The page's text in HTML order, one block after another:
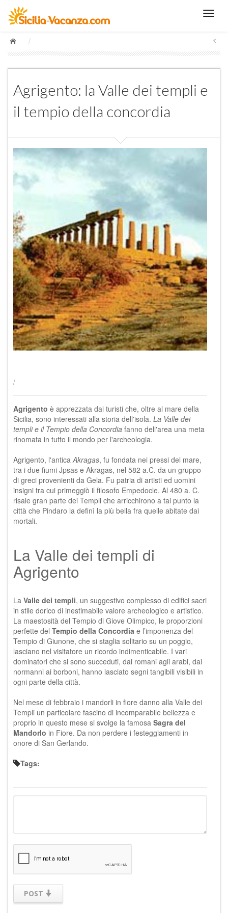
/
Agrigento: la Valle dei templi e
il tempio della concordia
/
Agrigento è apprezzata dai turisti che, oltre al mare della
Sicilia, sono interessati alla storia dell'isola. La Valle dei
templi e il Tempio della Concordia fanno dell'area una meta
rinomata in tutto il mondo per l'archeologia.
Agrigento, l'anticaAkragas, fu fondata nei pressi del mare,
tra i due fiumi Jpsas e Akragas, nel 582 a.C. da un gruppo
di greci provenienti da Gela. Fu patria di artisti ed uomini
insigni tra cui primeggiò il filosofo Empedocle. Al 480 a. C.
risale gran parte dei Templi che arricchirono a tal punto la
città che Pindaro la definì la più bella fra quelle abitate dai
mortali.
La Valle dei templi di
Agrigento
La Valle dei templi, un suggestivo complesso di edifici sacri
in stile dorico di inestimabile valore archeologico e artistico.
La maestosità del Tempio di Giove Olimpico, le proporzioni
perfette del Tempio della Concordia e l’imponenza del
Tempio di Giunone, che si staglia solitario su un poggio,
lasciano nel visitatore un ricordo indimenticabile. I vari
dominatori che si sono succeduti, dai romani agli arabi, dai
normanni ai borboni, hanno lasciato segni tangibili visibili in
ogni parte della città.
Nel mese di febbraio i mandorli in fiore danno alla Valle dei
Templi un particolare fascino di incomparabile bellezza e
proprio in questo mese si svolge la famosa Sagra del
Mandorlo in Fiore. Da non perdere i festeggiamenti in
onore di San Gerlando.
Tags:
POST